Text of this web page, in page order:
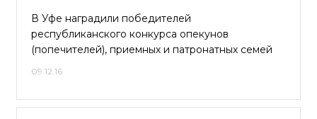
В Уфе наградили победителей
республиканского конкурса опекунов
(попечителей), приемных и патронатных семей
09.12.16